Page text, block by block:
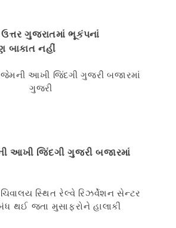
ગુજરાતમાં ભૂકંપનાં
નહીં
આખી જિંદગી ગુજરી બજારમાં